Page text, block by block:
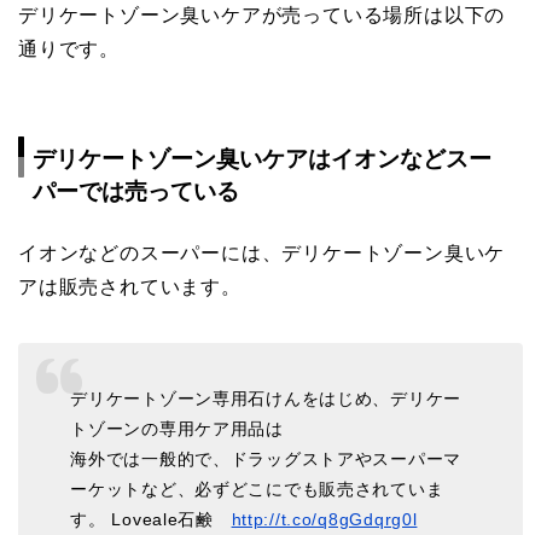
デリケートゾーン臭いケアが売っている場所は以下の
通りです。
デリケートゾーン臭いケアはイオンなどスー
パーでは売っている
イオンなどのスーパーには、デリケートゾーン臭いケ
アは販売されています。
デリケートゾーン専用石けんをはじめ、デリケー
トゾーンの専用ケア用品は
海外では一般的で、ドラッグストアやスーパーマ
ーケットなど、必ずどこにでも販売されていま
す。 Loveale石鹸 http://t.co/q8gGdqrg0l